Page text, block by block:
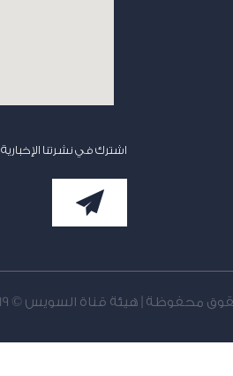
اشترك في نشرتنا الإخبارية
محفوظة | هيئة قناة السويس © 2019